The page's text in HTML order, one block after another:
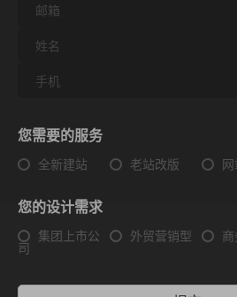
您需要的服务
全新建站 老站改版
您的设计需求
集团上市公
司
外贸营销型